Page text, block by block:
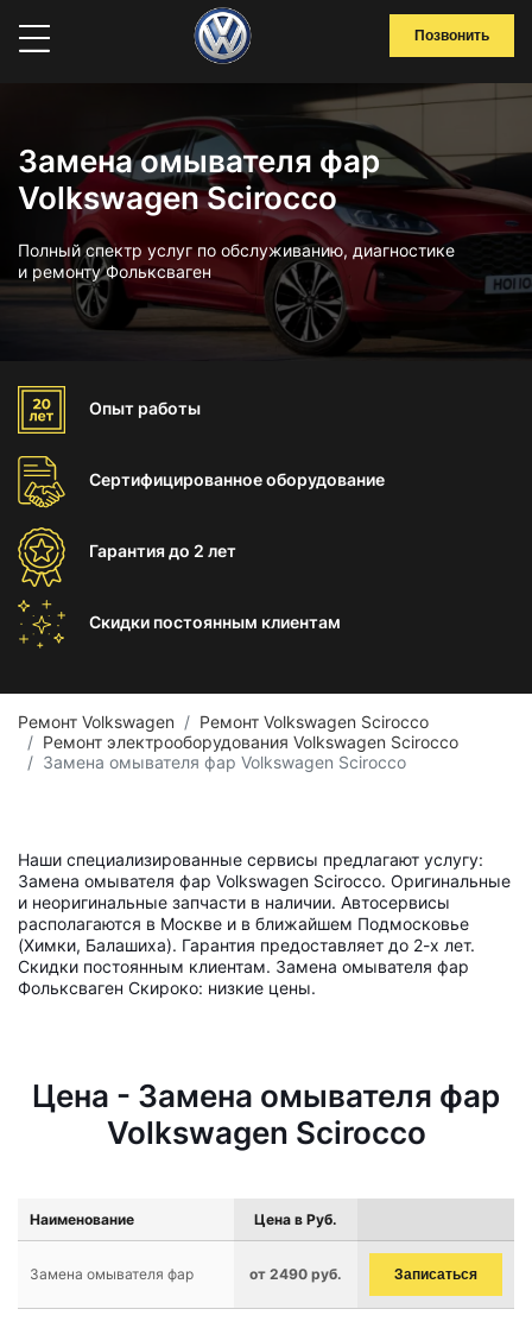
Позвонить
Замена омывателя фар
Volkswagen Scirocco
Полный спектр услуг по обслуживанию, диагностике
и ремонту Фольксваген
Опыт работы
Сертифицированноеоборудование
Гарантиядо 2 лет
Скидки постоянным клиентам
Ремонт Volkswagen
Ремонт Volkswagen Scirocco
Ремонт электрооборудования Volkswagen Scirocco
Замена омывателя фар Volkswagen Scirocco
Наши специализированные сервисы предлагают услугу:
Замена омывателя фар Volkswagen Scirocco. Оригинальные
и неоригинальные запчасти в наличии. Автосервисы
располагаются в Москве и в ближайшем Подмосковье
(Химки, Балашиха). Гарантия предоставляет до 2-х лет.
Скидки постоянным клиентам. Замена омывателя фар
Фольксваген Скироко: низкие цены.
Цена - Замена омывателя фар
Volkswagen Scirocco
Наименование Цена в Руб.
Замена омывателя фар от 2490 руб. Записаться